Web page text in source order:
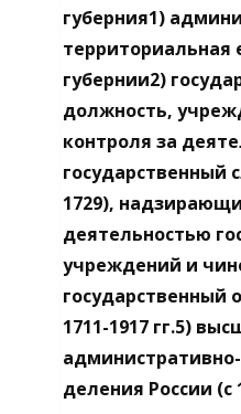
губерния1)
территориальная
губернии2)
должность,
контроля за
государственный
1729),
деятельностью
учреждений и
государственный
1711-1917 гг.5)
деления России (с